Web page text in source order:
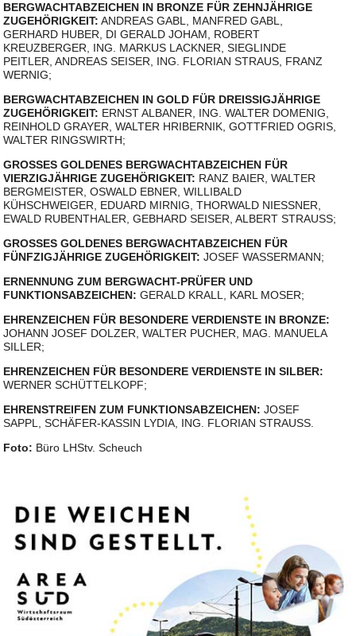
BERGWACHTABZEICHEN IN BRONZE FÜR ZEHNJÄHRIGE
ZUGEHÖRIGKEIT: ANDREAS GABL, MANFRED GABL,
GERHARD HUBER, DI GERALD JOHAM, ROBERT
KREUZBERGER, ING. MARKUS LACKNER, SIEGLINDE
PEITLER, ANDREAS SEISER, ING. FLORIAN STRAUS, FRANZ
WERNIG;
BERGWACHTABZEICHEN IN GOLD FÜR DREISSIGJÄHRIGE
ZUGEHÖRIGKEIT: ERNST ALBANER, ING. WALTER DOMENIG,
REINHOLD GRAYER, WALTER HRIBERNIK, GOTTFRIED OGRIS,
WALTER RINGSWIRTH;
GROSSES GOLDENES BERGWACHTABZEICHEN FÜR
VIERZIGJÄHRIGE ZUGEHÖRIGKEIT: RANZ BAIER, WALTER
BERGMEISTER, OSWALD EBNER, WILLIBALD
KÜHSCHWEIGER, EDUARD MIRNIG, THORWALD NIESSNER,
EWALD RUBENTHALER, GEBHARD SEISER, ALBERT STRAUSS;
GROSSES GOLDENES BERGWACHTABZEICHEN FÜR
FÜNFZIGJÄHRIGE ZUGEHÖRIGKEIT: JOSEF WASSERMANN;
ERNENNUNG ZUM BERGWACHT-PRÜFER UND
FUNKTIONSABZEICHEN: GERALD KRALL, KARL MOSER;
EHRENZEICHEN FÜR BESONDERE VERDIENSTE IN BRONZE:
JOHANN JOSEF DOLZER, WALTER PUCHER, MAG. MANUELA
SILLER;
EHRENZEICHEN FÜR BESONDERE VERDIENSTE IN SILBER:
WERNER SCHÜTTELKOPF;
EHRENSTREIFEN ZUM FUNKTIONSABZEICHEN: JOSEF
SAPPL, SCHÄFER-KASSIN LYDIA, ING. FLORIAN STRAUSS.
Foto: Büro LHStv. Scheuch